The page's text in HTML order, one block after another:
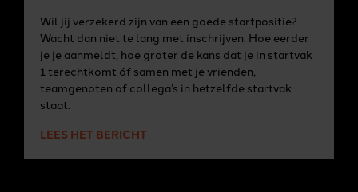
Wil jij verzekerd zijn van een goede startpositie?
Wacht dan niet te lang met inschrijven. Hoe eerder
je je aanmeldt, hoe groter de kans dat je in startvak
1 terechtkomt óf samen met je vrienden,
teamgenoten of collega’s in hetzelfde startvak
staat.
LEES HET BERICHT